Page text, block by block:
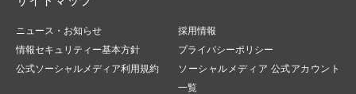
ニュース・お知らせ
採用情報
情報セキュリティー基本方針
プライバシーポリシー
公式ソーシャルメディア利用規約
ソーシャルメディア 公式アカウント
一覧